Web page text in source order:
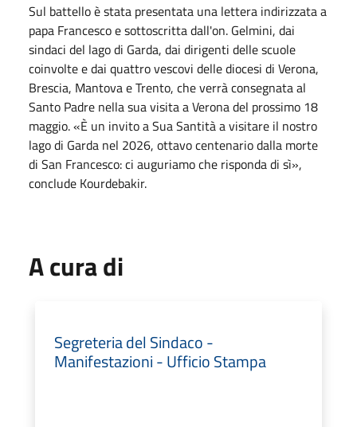
Sul battello è stata presentata una lettera indirizzata a
papa Francesco e sottoscritta dall'on. Gelmini, dai
sindaci del lago di Garda, dai dirigenti delle scuole
coinvolte e dai quattro vescovi delle diocesi di Verona,
Brescia, Mantova e Trento, che verrà consegnata al
Santo Padre nella sua visita a Verona del prossimo 18
maggio. «È un invito a Sua Santità a visitare il nostro
lago di Garda nel 2026, ottavo centenario dalla morte
di San Francesco: ci auguriamo che risponda di sì»,
conclude Kourdebakir.
A cura di
Segreteria del Sindaco -
Manifestazioni - Ufficio Stampa